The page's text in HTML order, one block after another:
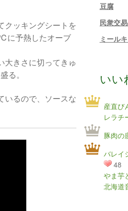
ッキングシートを
に予熱したオーブ
大きさに切ってきゅ
る。
いるので、ソースな
豆腐
民衆交
ミール
いい
産直び
レラチ
豚肉の
バレイ
48
やま芋
北海道